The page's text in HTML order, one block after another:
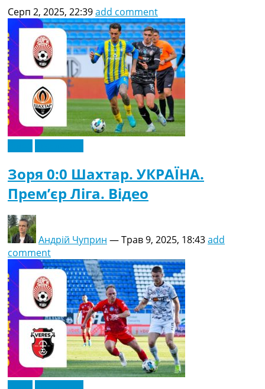
Серп 2, 2025, 22:39add comment
Зоря 0:0 Шахтар. УКРАЇНА.
Прем’єр Ліга. Відео
Андрій Чуприн —Трав 9, 2025, 18:43add
comment